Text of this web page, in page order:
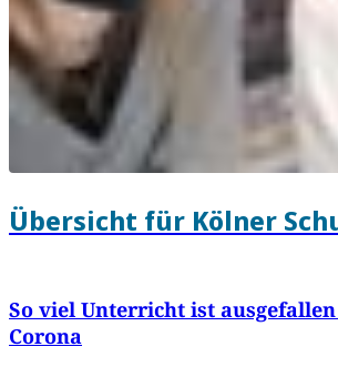
Übersicht für Kölner
So viel Unterricht ist
Corona